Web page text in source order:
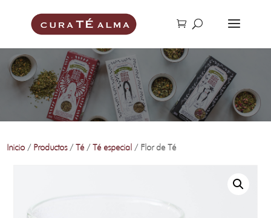
Inicio / Productos/Té/Té especial / Flor de Té